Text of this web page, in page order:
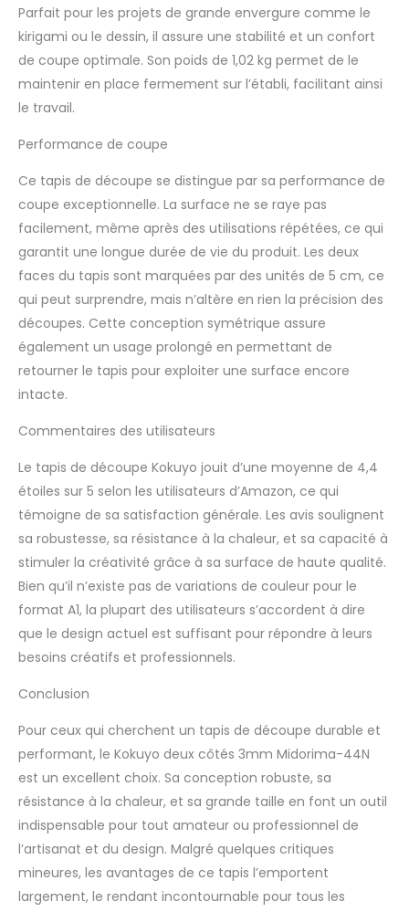
Parfait pour les projets de grande envergure comme le
kirigami ou le dessin, il assure une stabilité et un confort
de coupe optimale. Son poids de 1,02 kg permet de le
maintenir en place fermement sur l’établi, facilitant ainsi
le travail.
Performance de coupe
Ce tapis de découpe se distingue par sa performance de
coupe exceptionnelle. La surface ne se raye pas
facilement, même après des utilisations répétées, ce qui
garantit une longue durée de vie du produit. Les deux
faces du tapis sont marquées par des unités de 5 cm, ce
qui peut surprendre, mais n’altère en rien la précision des
découpes. Cette conception symétrique assure
également un usage prolongé en permettant de
retourner le tapis pour exploiter une surface encore
intacte.
Commentaires des utilisateurs
Le tapis de découpe Kokuyo jouit d’une moyenne de 4,4
étoiles sur 5 selon les utilisateurs d’Amazon, ce qui
témoigne de sa satisfaction générale. Les avis soulignent
sa robustesse, sa résistance à la chaleur, et sa capacité à
stimuler la créativité grâce à sa surface de haute qualité.
Bien qu’il n’existe pas de variations de couleur pour le
format A1, la plupart des utilisateurs s’accordent à dire
que le design actuel est suffisant pour répondre à leurs
besoins créatifs et professionnels.
Conclusion
Pour ceux qui cherchent un tapis de découpe durable et
performant, le Kokuyo deux côtés 3mm Midorima-44N
est un excellent choix. Sa conception robuste, sa
résistance à la chaleur, et sa grande taille en font un outil
indispensable pour tout amateur ou professionnel de
l’artisanat et du design. Malgré quelques critiques
mineures, les avantages de ce tapis l’emportent
largement, le rendant incontournable pour tous les